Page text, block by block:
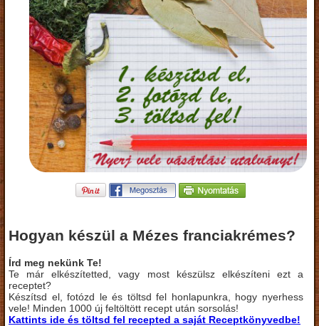
Hogyan készül a Mézes franciakrémes?
Írd meg nekünk Te!
Te már elkészítetted, vagy most készülsz elkészíteni ezt a
receptet?
Készítsd el, fotózd le és töltsd fel honlapunkra, hogy nyerhess
vele! Minden 1000 új feltöltött recept után sorsolás!
Kattints ide és töltsd fel recepted a saját Receptkönyvedbe!